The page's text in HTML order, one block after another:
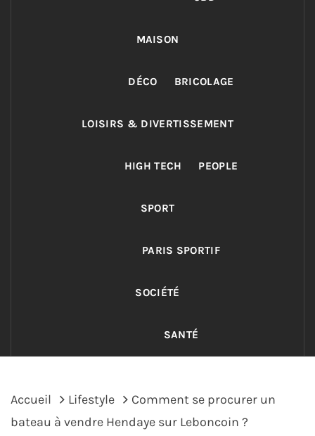
MAISON
DÉCO BRICOLAGE
LOISIRS & DIVERTISSEMENT
HIGH TECH PEOPLE
SPORT
PARIS SPORTIF
SOCIÉTÉ
SANTÉ
Accueil Lifestyle
Comment se procurer un
bateau à vendre Hendaye sur Leboncoin ?